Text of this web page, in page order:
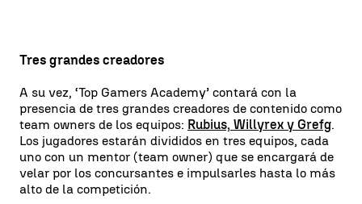
Tres grandes creadores
A su vez, ‘Top Gamers Academy’ contará con la
presencia de tres grandes creadores de contenido como
team owners de los equipos: Rubius, Willyrex y Grefg.
Los jugadores estarán divididos en tres equipos, cada
uno con un mentor (team owner) que se encargará de
velar por los concursantes e impulsarles hasta lo más
alto de la competición.